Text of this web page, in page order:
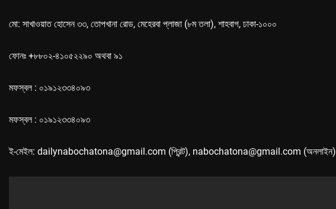
মো: সাখাওয়াত হোসেন ৩৩, তোপখানা রোড, মেহেরবা প্লাজা (৮ম তলা), শাহবাগ, ঢাকা-১০০০
ফোনঃ +৮৮০২-৪১০৫২২৯০ অথবা ৯১
মফস্বল : ০১৯১২৩৩৪০৯৩
মফস্বল : ০১৯১২৩৩৪০৯৩
ই-মেইল: dailynabochatona@gmail.com (প্রিন্ট), nabochatona@gmail.com (অনলাইন)